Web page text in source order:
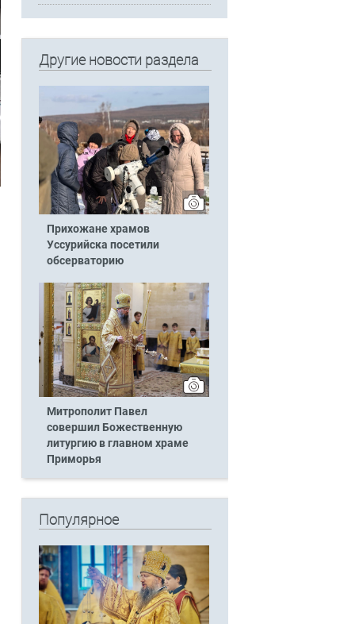
Другие новости раздела
Прихожане храмов
Уссурийска посетили
обсерваторию
Митрополит Павел
совершил Божественную
литургию в главном храме
Приморья
Популярное